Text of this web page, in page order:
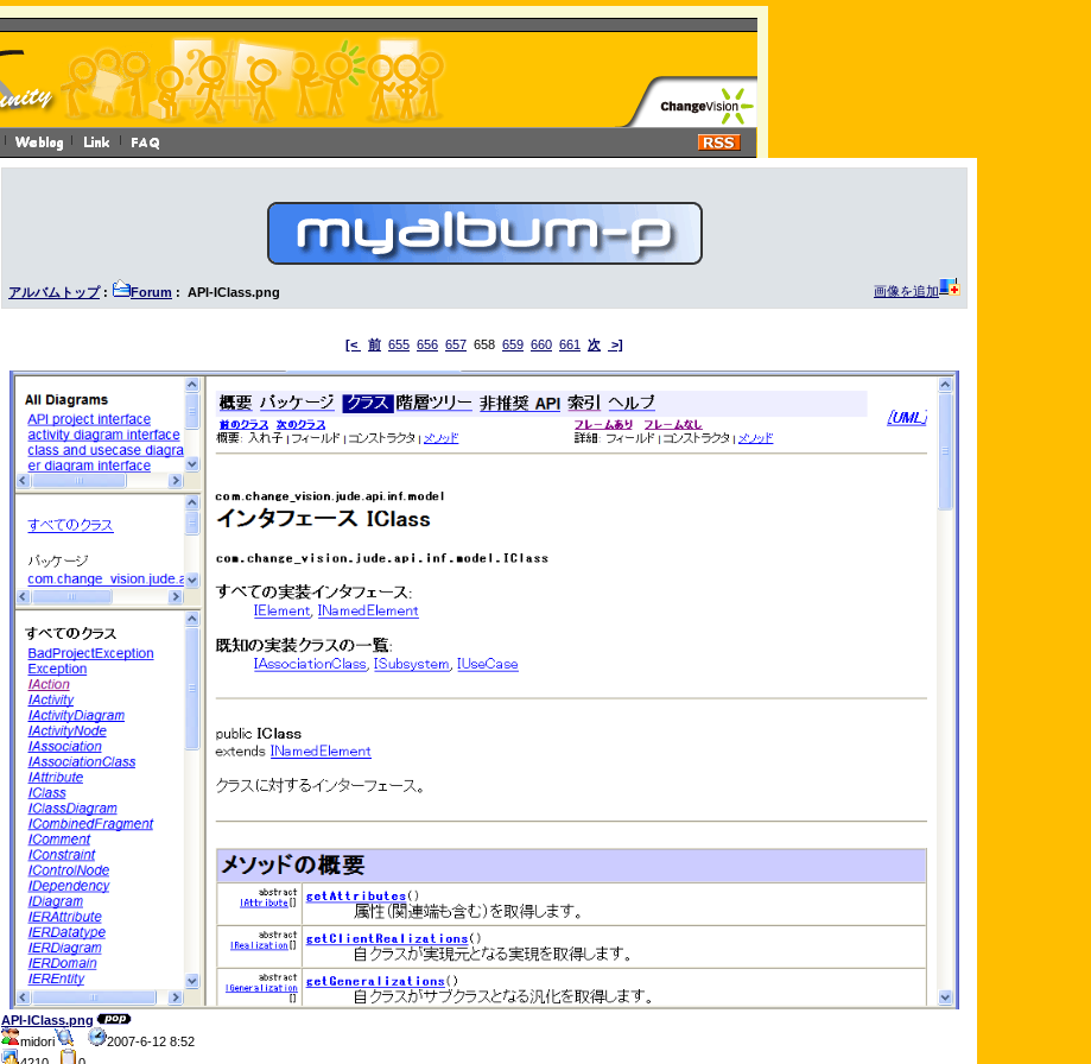
アルバムトップ: Forum : API-IClass.png 画像を追加
[< 前 655 656 657 658 659 660 661 次 >]
API-IClass.png
midori
2007-6-12 8:52